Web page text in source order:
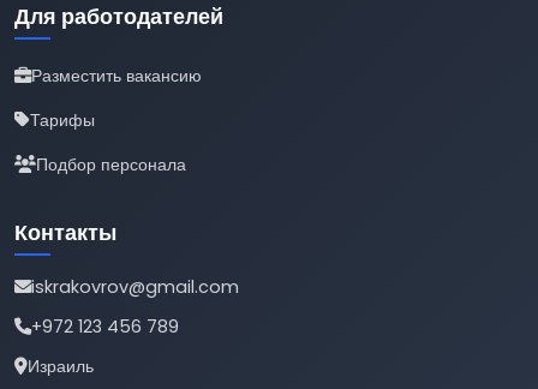
Для работодателей
Разместить вакансию
Тарифы
Подбор персонала
Контакты
iskrakovrov@gmail.com
+972 123 456 789
Израиль